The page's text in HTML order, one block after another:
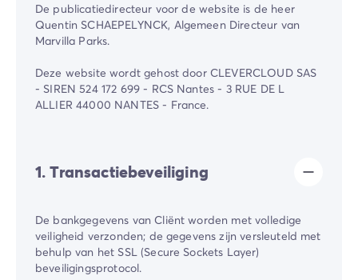
De publicatiedirecteur voor de website is de heer
Quentin SCHAEPELYNCK, Algemeen Directeur van
Marvilla Parks.
Deze website wordt gehost door CLEVERCLOUD SAS
- SIREN 524 172 699 - RCS Nantes - 3 RUE DE L
ALLIER 44000 NANTES - France.
1. Transactiebeveiliging
De bankgegevens van Cliënt worden met volledige
veiligheid verzonden; de gegevens zijn versleuteld met
behulp van het SSL (Secure Sockets Layer)
beveiligingsprotocol.